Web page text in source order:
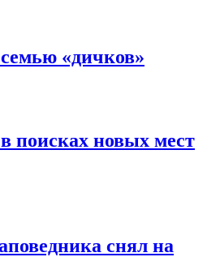
«дичков»
поисках новых мест
снял на